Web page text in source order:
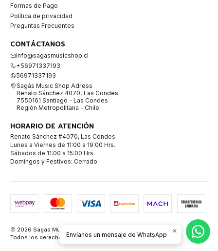
Formas de Pago
Política de privacidad
Preguntas Frecuentes
CONTÁCTANOS
info@sagasmusicshop.cl
+56971337193
56971337193
Sagás Music Shop Adress
Renato Sánchez 4070, Las Condes
7550161 Santiago - Las Condes
Región Metropolitana - Chile
HORARIO DE ATENCIÓN
Renato Sánchez #4070, Las Condes
Lunes a Viernes de 11:00 a 19:00 Hrs.
Sábados de 11:00 a 15:00 Hrs.
Domingos y Festivos: Cerrado.
2026 Sagas Music Shop Instrumentos Musicales.
Todos los derechos reservados. Desarrollado por Jumpseller
Envíanos un mensaje de WhatsApp